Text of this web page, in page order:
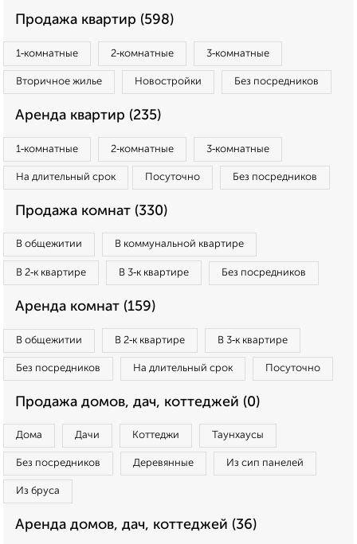
Продажа квартир (598)
1‑комнатные 2‑комнатные 3‑комнатные
Вторичное жилье Новостройки Без посредников
Аренда квартир (235)
1‑комнатные 2‑комнатные 3‑комнатные
На длительный срок Посуточно Без посредников
Продажа комнат (330)
В общежитии В коммунальной квартире
В 2‑к квартире В 3‑к квартире Без посредников
Аренда комнат (159)
В общежитии В 2‑к квартире В 3‑к квартире
Без посредников На длительный срок Посуточно
Продажа домов, дач, коттеджей (0)
Дома Дачи Коттеджи Таунхаусы
Без посредников Деревянные Из сип панелей
Из бруса
Аренда домов, дач, коттеджей (36)